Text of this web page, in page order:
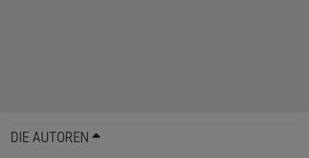
DIE AUTOREN